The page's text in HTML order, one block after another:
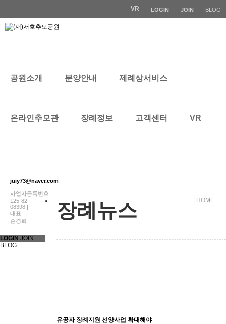
VR LOGIN JOIN BLOG
공원소개 분양안내 제례상서비스
온라인추모관 장례정보 고객센터 VR
장례뉴스 HOME
유공자 장례지원 선양사업 확대해야
juiy73@naver.com
사업자등록번호
125-82-
08398 |
대표
손경희
LOGIN JOIN
BLOG